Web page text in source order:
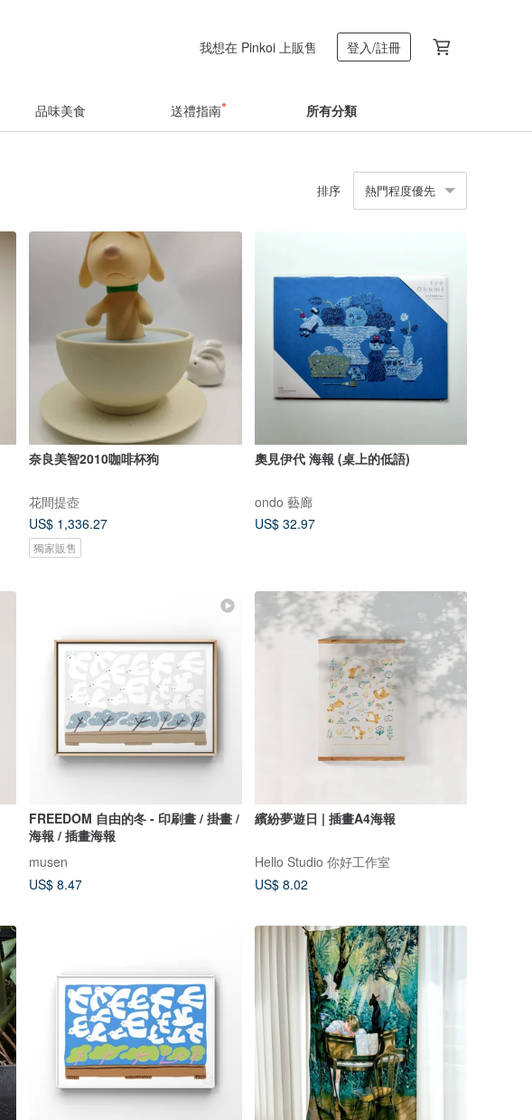
我想在 Pinkoi 上販售 登入/註冊
品味美食 送禮指南 所有分類
排序 熱門程度優先
奈良美智2010咖啡杯狗
花間提壺
US$ 1,336.27
獨家販售
奧見伊代 海報 (桌上的低語)
ondo 藝廊
US$ 32.97
FREEDOM 自由的冬 - 印刷畫 / 掛畫 /
海報 / 插畫海報
musen
US$ 8.47
繽紛夢遊日 | 插畫A4海報
Hello Studio 你好工作室
US$ 8.02